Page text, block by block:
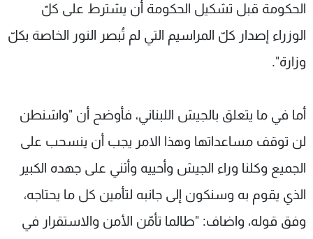
الحكومة قبل تشكيل الحكومة أن يشترط على كلّ
الوزراء إصدار كلّ المراسيم التي لم تُبصر النور الخاصة بكلّ
وزارة".
أما في ما يتعلق بالجيش اللبناني، فأوضح أن "واشنطن
لن توقف مساعداتها وهذا الامر يجب أن ينسحب على
الجميع وكلنا وراء الجيش وأحييه وأثني على جهده الكبير
الذي يقوم به وسنكون إلى جانبه لتأمين كل ما يحتاجه،
وفق قوله، واضاف: "طالما تأمّن الأمن والاستقرار في